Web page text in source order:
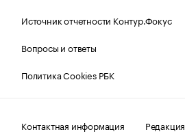
Источник отчетности Контур.Фокус
Вопросы и ответы
Политика Cookies РБК
Контактная информация Редакция